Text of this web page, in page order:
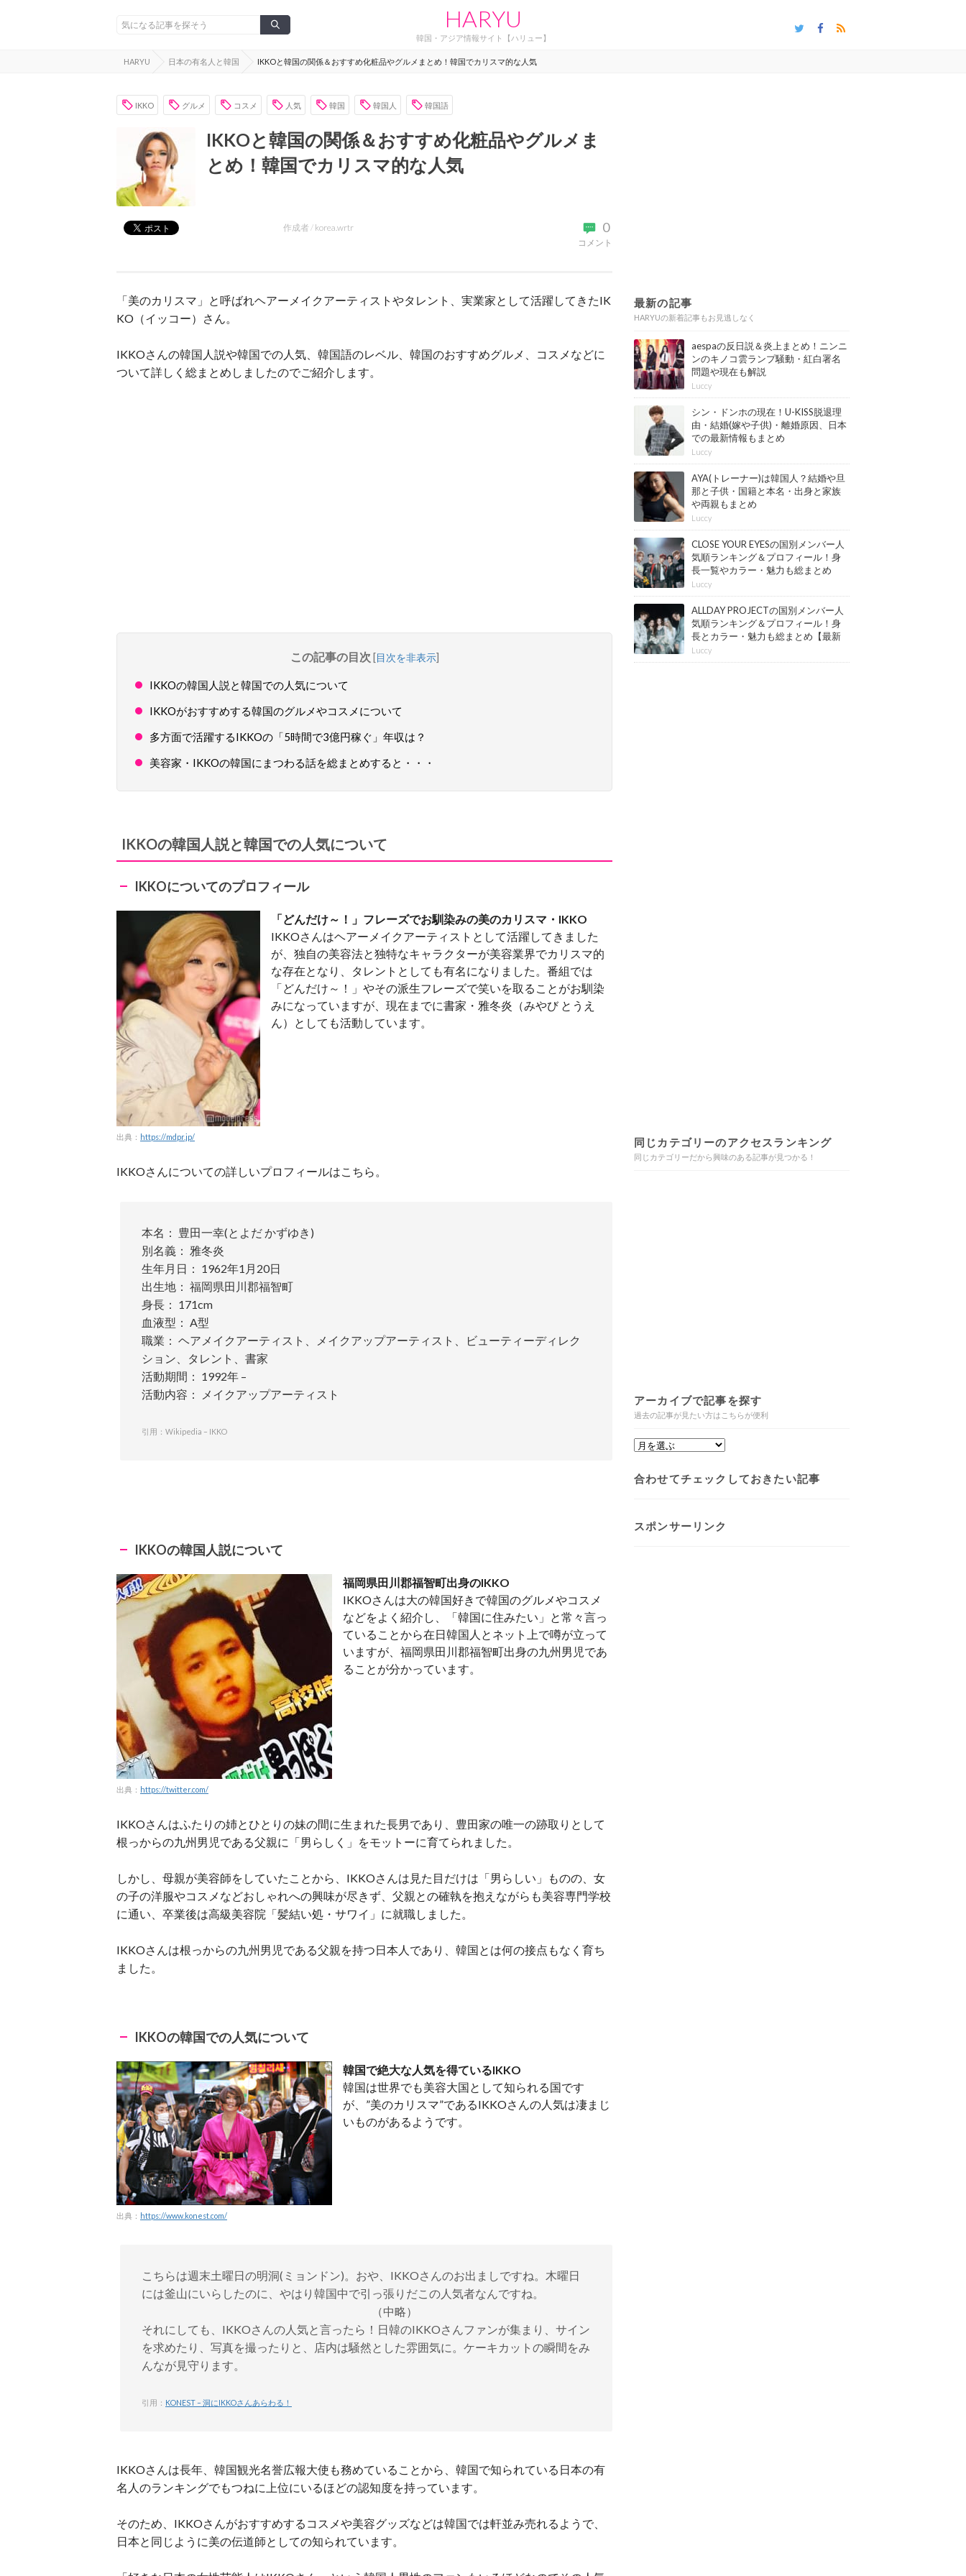
HARYU
韓国・アジア情報サイト【ハリュー】
HARYU 日本の有名人と韓国 IKKOと韓国の関係＆おすすめ化粧品やグルメまとめ！韓国でカリスマ的な人気
IKKO グルメ コスメ 人気 韓国 韓国人 韓国語
IKKOと韓国の関係＆おすすめ化粧品やグルメま
とめ！韓国でカリスマ的な人気
0
コメント
作成者 / korea.wrtr
「美のカリスマ」と呼ばれヘアーメイクアーティストやタレント、実業家として活躍してきたIK
KO（イッコー）さん。
IKKOさんの韓国人説や韓国での人気、韓国語のレベル、韓国のおすすめグルメ、コスメなどに
ついて詳しく総まとめしましたのでご紹介します。
この記事の目次 [目次を非表示]
IKKOの韓国人説と韓国での人気について
IKKOがおすすめする韓国のグルメやコスメについて
多方面で活躍するIKKOの「5時間で3億円稼ぐ」年収は？
美容家・IKKOの韓国にまつわる話を総まとめすると・・・
IKKOの韓国人説と韓国での人気について
IKKOについてのプロフィール
出典： https://mdpr.jp/
「どんだけ～！」フレーズでお馴染みの美のカリスマ・IKKO
IKKOさんはヘアーメイクアーティストとして活躍してきました
が、独自の美容法と独特なキャラクターが美容業界でカリスマ的
な存在となり、タレントとしても有名になりました。番組では
「どんだけ～！」やその派生フレーズで笑いを取ることがお馴染
みになっていますが、現在までに書家・雅冬炎（みやび とうえ
ん）としても活動しています。
IKKOさんについての詳しいプロフィールはこちら。
本名： 豊田一幸(とよだ かずゆき)
別名義： 雅冬炎
生年月日： 1962年1月20日
出生地： 福岡県田川郡福智町
身長： 171cm
血液型： A型
職業： ヘアメイクアーティスト、メイクアップアーティスト、ビューティーディレク
ション、タレント、書家
活動期間： 1992年 –
活動内容： メイクアップアーティスト
引用：Wikipedia – IKKO
IKKOの韓国人説について
出典： https://twitter.com/
福岡県田川郡福智町出身のIKKO
IKKOさんは大の韓国好きで韓国のグルメやコスメ
などをよく紹介し、「韓国に住みたい」と常々言っ
ていることから在日韓国人とネット上で噂が立って
いますが、福岡県田川郡福智町出身の九州男児であ
ることが分かっています。
IKKOさんはふたりの姉とひとりの妹の間に生まれた長男であり、豊田家の唯一の跡取りとして
根っからの九州男児である父親に「男らしく」をモットーに育てられました。
しかし、母親が美容師をしていたことから、IKKOさんは見た目だけは「男らしい」ものの、女
の子の洋服やコスメなどおしゃれへの興味が尽きず、父親との確執を抱えながらも美容専門学校
に通い、卒業後は高級美容院「髪結い処・サワイ」に就職しました。
IKKOさんは根っからの九州男児である父親を持つ日本人であり、韓国とは何の接点もなく育ち
ました。
IKKOの韓国での人気について
出典： https://www.konest.com/
韓国で絶大な人気を得ているIKKO
韓国は世界でも美容大国として知られる国です
が、”美のカリスマ”であるIKKOさんの人気は凄まじ
いものがあるようです。
こちらは週末土曜日の明洞(ミョンドン)。おや、IKKOさんのお出ましですね。木曜日
には釜山にいらしたのに、やはり韓国中で引っ張りだこの人気者なんですね。
（中略）
それにしても、IKKOさんの人気と言ったら！日韓のIKKOさんファンが集まり、サイン
を求めたり、写真を撮ったりと、店内は騒然とした雰囲気に。ケーキカットの瞬間をみ
んなが見守ります。
引用： KONEST – 洞にIKKOさんあらわる！
IKKOさんは長年、韓国観光名誉広報大使も務めていることから、韓国で知られている日本の有
名人のランキングでもつねに上位にいるほどの認知度を持っています。
そのため、IKKOさんがおすすめするコスメや美容グッズなどは韓国では軒並み売れるようで、
日本と同じように美の伝道師としての知られています。
最新の記事
HARYUの新着記事もお見逃しなく
aespaの反日説＆炎上まとめ！ニンニ
ンのキノコ雲ランプ騒動・紅白署名
問題や現在も解説
Luccy
シン・ドンホの現在！U-KISS脱退理
由・結婚(嫁や子供)・離婚原因、日本
での最新情報もまとめ
Luccy
AYA(トレーナー)は韓国人？結婚や旦
那と子供・国籍と本名・出身と家族
や両親もまとめ
Luccy
CLOSE YOUR EYESの国別メンバー人
気順ランキング＆プロフィール！身
長一覧やカラー・魅力も総まとめ
【最新版】
Luccy
ALLDAY PROJECTの国別メンバー人
気順ランキング＆プロフィール！身
長とカラー・魅力も総まとめ【最新
版】
Luccy
同じカテゴリーのアクセスランキング
同じカテゴリーだから興味のある記事が見つかる！
アーカイブで記事を探す
過去の記事が見たい方はこちらが便利
合わせてチェックしておきたい記事
スポンサーリンク